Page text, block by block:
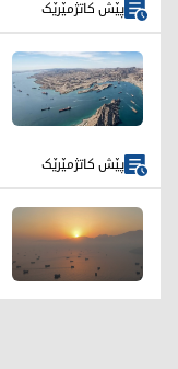
پێش کاتژمێرێک
پێش کاتژمێرێک